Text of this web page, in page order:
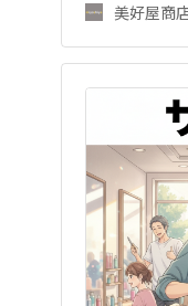
美好屋商